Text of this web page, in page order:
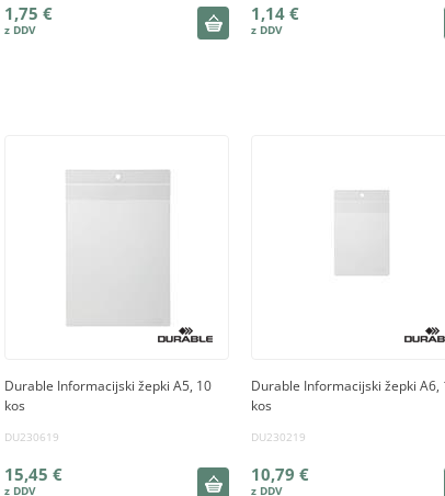
1,75 € 1,14 €
Durable Informacijski žepki A5, 10
kos
DU230619
15,45 €
Durable Informacijski žepki A6,
kos
DU230219
10,79 €